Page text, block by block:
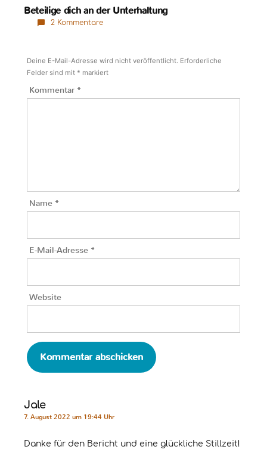
Beteilige dich an der Unterhaltung
2 Kommentare
Deine E-Mail-Adresse wird nicht veröffentlicht. Erforderliche
Felder sind mit * markiert
Kommentar *
Name *
E-Mail-Adresse *
Website
Jale
7. August 2022 um 19:44 Uhr
Danke für den Bericht und eine glückliche Stillzeit!